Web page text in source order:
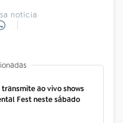
notícia
ao vivo shows
Fest neste sábado